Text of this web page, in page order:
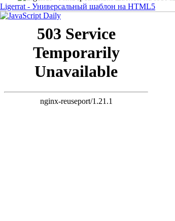
Ligerrat - Универсальный шаблон на HTML5